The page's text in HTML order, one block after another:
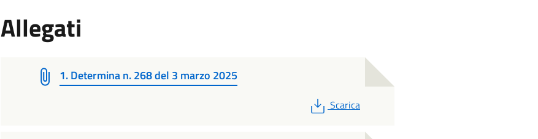
Allegati
1. Determina n. 268 del 3 marzo 2025
PDF
Scarica